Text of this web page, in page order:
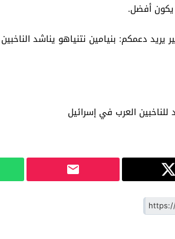
يكون أفضل.
يريد دعمكم: بنيامين نتنياهو يناشد
للناخبين العرب في إسرائيل